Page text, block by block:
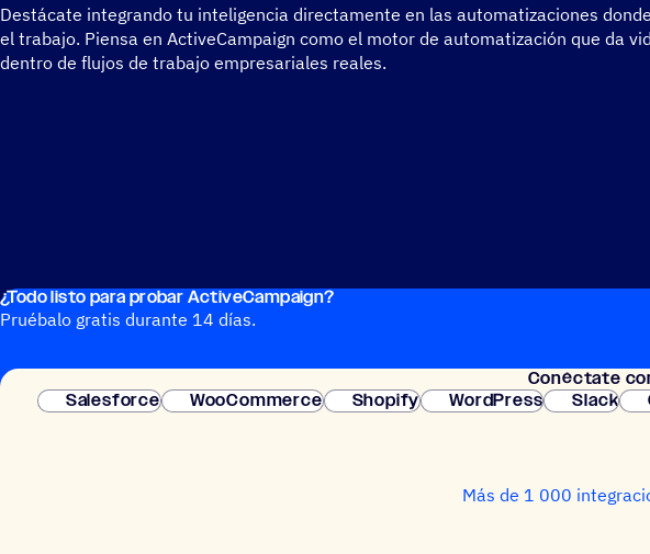
Destá­cate inte­grando tu inte­li­gen­cia direc­ta­mente en las auto­ma­ti­za­cio­nes
el trabajo. Piensa en ActiveCampaign como el motor de auto­ma­ti­za­ción que da
dentro de flujos de trabajo empresariales reales.
¿Todo listo para probar ActiveCampaign?
Pruébalo gratis durante 14 días.
Conéc­tate
Salesforce
WooCommerce Shopify WordPress Slack
Más de 1 000